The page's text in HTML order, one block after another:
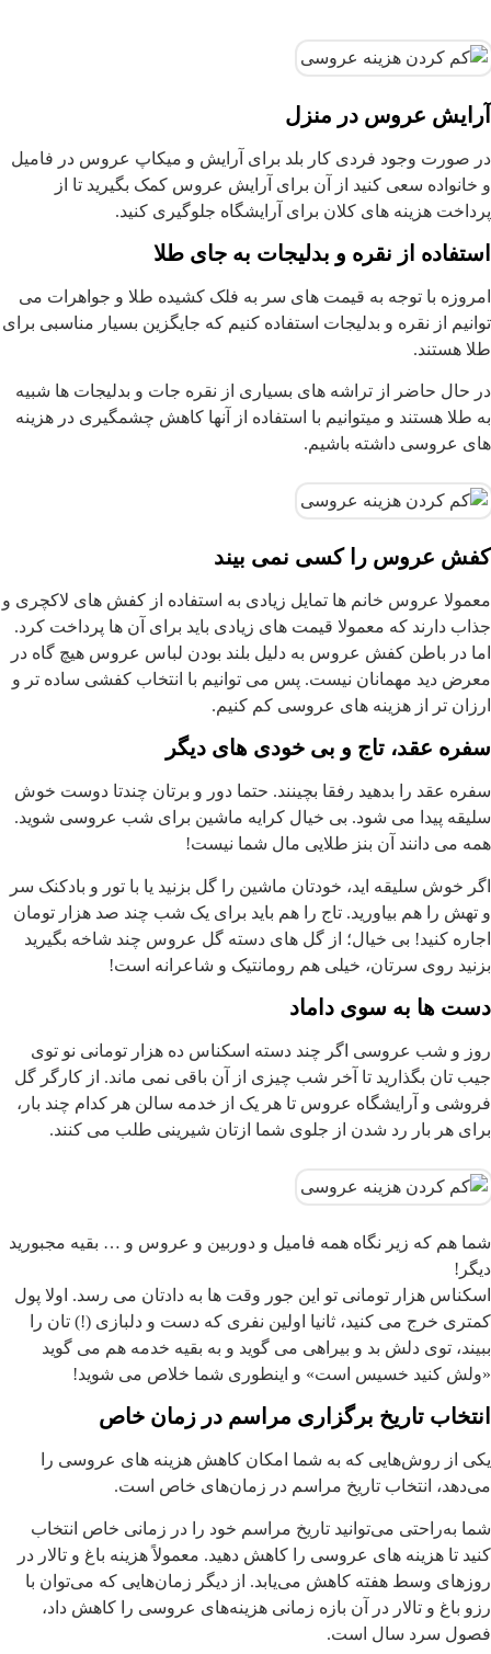
آرایش عروس در منزل
در صورت وجود فردی کار بلد برای آرایش و میکاپ عروس در فامیل
و خانواده سعی کنید از آن برای آرایش عروس کمک بگیرید تا از
پرداخت هزینه های کلان برای آرایشگاه جلوگیری کنید.
استفاده از نقره و بدلیجات به جای طلا
امروزه با توجه به قیمت های سر به فلک کشیده طلا و جواهرات می
توانیم از نقره و بدلیجات استفاده کنیم که جایگزین بسیار مناسبی برای
طلا هستند.
در حال حاضر از تراشه های بسیاری از نقره جات و بدلیجات ها شبیه
به طلا هستند و میتوانیم با استفاده از آنها کاهش چشمگیری در هزینه
های عروسی داشته باشیم.
کفش عروس را کسی نمی بیند
معمولا عروس خانم ها تمایل زیادی به استفاده از کفش های لاکچری و
جذاب دارند که معمولا قیمت های زیادی باید برای آن ها پرداخت کرد.
اما در باطن کفش عروس به دلیل بلند بودن لباس عروس هیچ گاه در
معرض دید مهمانان نیست. پس می توانیم با انتخاب کفشی ساده تر و
ارزان تر از هزینه های عروسی کم کنیم.
سفره عقد، تاج و بی خودی های دیگر
سفره عقد را بدهید رفقا بچینند. حتما دور و برتان چندتا دوست خوش
سلیقه پیدا می شود. بی خیال کرایه ماشین برای شب عروسی شوید.
همه می دانند آن بنز طلایی مال شما نیست!
اگر خوش سلیقه اید، خودتان ماشین را گل بزنید یا با تور و بادکنک سر
و تهش را هم بیاورید. تاج را هم باید برای یک شب چند صد هزار تومان
اجاره کنید! بی خیال؛ از گل های دسته گل عروس چند شاخه بگیرید
بزنید روی سرتان، خیلی هم رومانتیک و شاعرانه است!
دست ها به سوی داماد
روز و شب عروسی اگر چند دسته اسکناس ده هزار تومانی نو توی
جیب تان بگذارید تا آخر شب چیزی از آن باقی نمی ماند. از کارگر گل
فروشی و آرایشگاه عروس تا هر یک از خدمه سالن هر کدام چند بار،
برای هر بار رد شدن از جلوی شما ازتان شیرینی طلب می کنند.
شما هم که زیر نگاه همه فامیل و دوربین و عروس و … بقیه مجبورید
دیگر!
اسکناس هزار تومانی تو این جور وقت ها به دادتان می رسد. اولا پول
کمتری خرج می کنید، ثانیا اولین نفری که دست و دلبازی (!) تان را
ببیند، توی دلش بد و بیراهی می گوید و به بقیه خدمه هم می گوید
«ولش کنید خسیس است» و اینطوری شما خلاص می شوید!
انتخاب تاریخ برگزاری مراسم در زمان خاص
یکی از روش‌هایی که به شما امکان کاهش هزینه های عروسی را
می‌دهد، انتخاب تاریخ مراسم در زمان‌های خاص است.
شما به‌راحتی می‌توانید تاریخ مراسم خود را در زمانی خاص انتخاب
کنید تا هزینه‌ های عروسی را کاهش دهید. معمولاً هزینه باغ و تالار در
روزهای وسط هفته کاهش می‌یابد. از دیگر زمان‌هایی که می‌توان با
رزو باغ و تالار در آن بازه زمانی هزینه‌های عروسی را کاهش داد،
فصول سرد سال است.